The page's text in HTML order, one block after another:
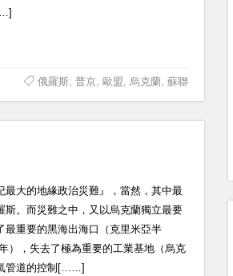
俄羅斯, 普京, 歐盟 烏克蘭, 蘇聯
最大的地緣政治災難』，當然，其中最
斯。而災難之中，又以烏克蘭獨立最要
最重要的黑海出海口（克里米亞半
），失去了極為重要的工業基地（烏克
管道的控制[……]